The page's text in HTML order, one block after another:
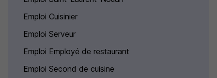
Emploi Cuisinier
Emploi Serveur
Emploi Employé de restaurant
Emploi Second de cuisine